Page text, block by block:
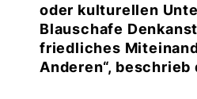
oder kulturellen
Blauschafe
friedliches
Anderen“,